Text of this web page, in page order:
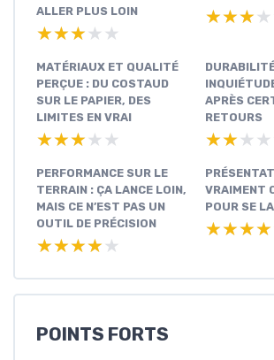
ALLER PLUS LOIN
★★★★★
★★★★★
MATÉRIAUX ET QUALITÉ
PERÇUE : DU COSTAUD
SUR LE PAPIER, DES
LIMITES EN VRAI
★★★★★
★★★★★
APRÈS
RETOURS
PERFORMANCE SUR LE
TERRAIN : ÇA LANCE LOIN,
MAIS CE N’EST PAS UN
OUTIL DE PRÉCISION
★★★★★
★★★★★
VRAIMENT
POUR SE
POINTS FORTS